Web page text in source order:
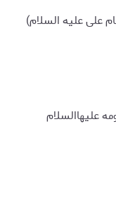
علی علیه السلام)
علیهاالسلام